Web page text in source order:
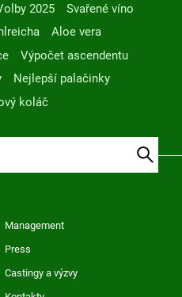
2025
Svařené víno
Aloe vera
Výpočet ascendentu
Nejlepší palačinky
koláč
Management
Press
Castingy a výzvy